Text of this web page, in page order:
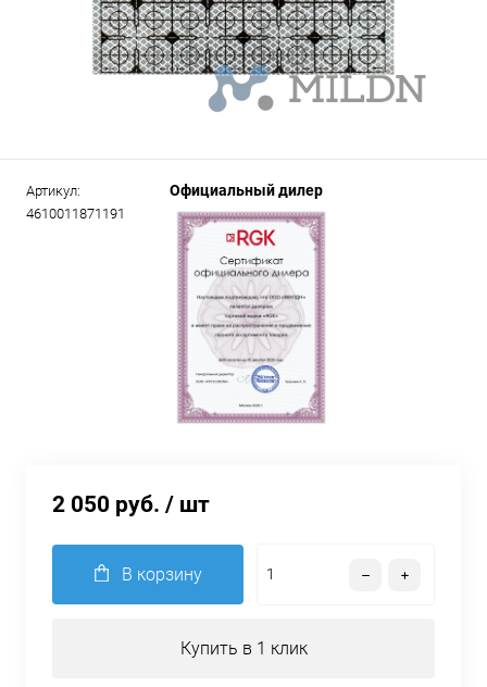
Артикул:
4610011871191
Официальный дилер
2 050 руб. / шт
В корзину
Купить в 1 клик